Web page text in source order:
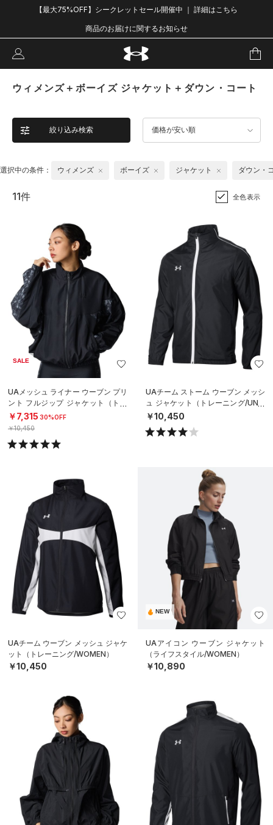
【最大75%OFF】シークレットセール開催中 ｜ 詳細はこちら
商品のお届けに関するお知らせ
ウィメンズ＋ボーイズ ジャケット＋ダウン・コート
絞り込み検索 価格が安い順
選択中の条件： ウィメンズ ボーイズ ジャケット ダウン・
11件 全色表示
SALE
UAメッシュ ライナー ウーブン プリ
ント フルジップ ジャケット（トレ
ーニング/WOMEN）
￥7,315 30%OFF
￥10,450
UAチーム ストーム ウーブン メッシ
ュ ジャケット（トレーニング/UNIS
EX）
￥10,450
UAチーム ウーブン メッシュ ジャケ
ット（トレーニング/WOMEN）
￥10,450
NEW
UAアイコン ウーブン ジャケット
（ライフスタイル/WOMEN）
￥10,890